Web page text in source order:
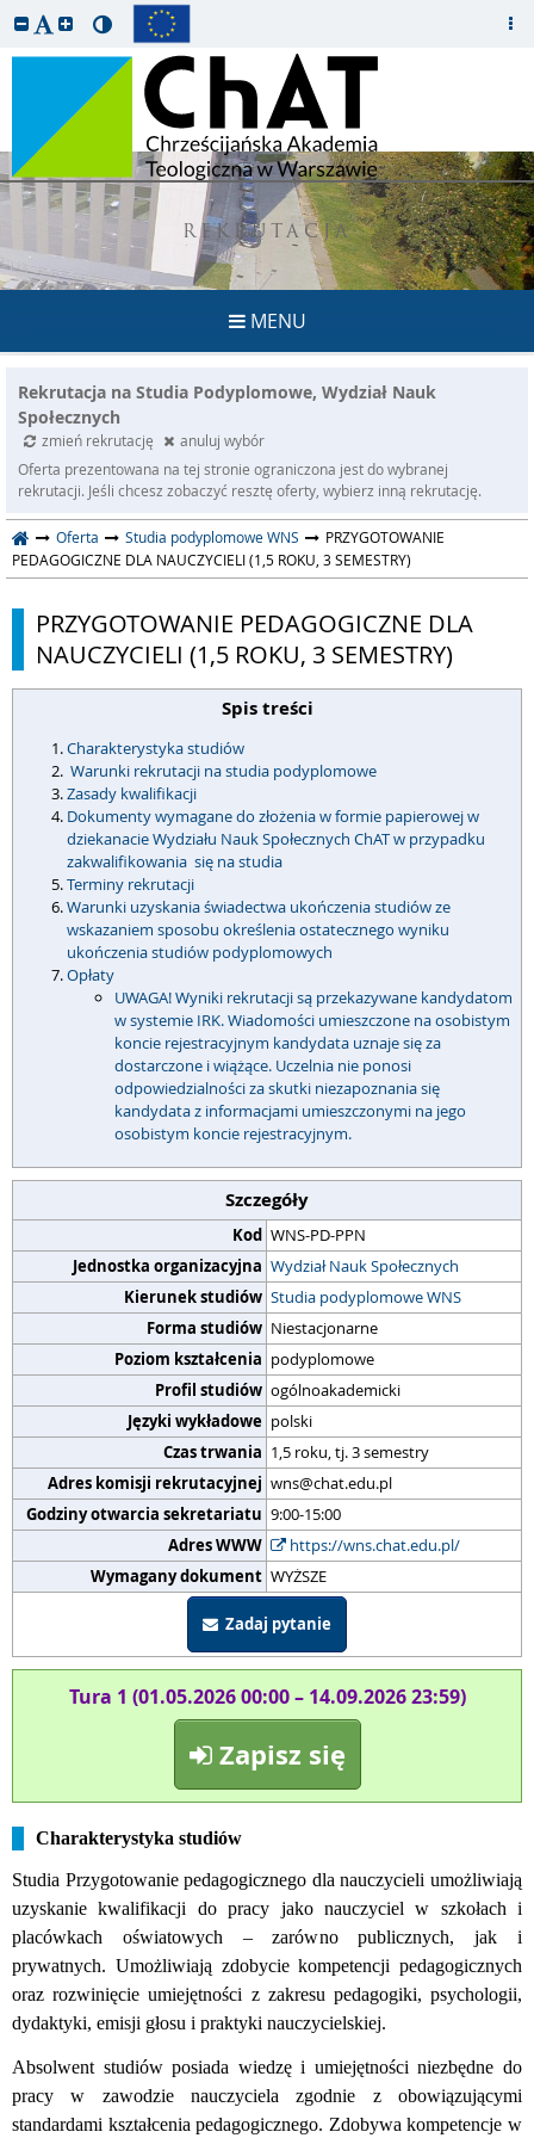
REKRUTACJA
MENU
Rekrutacja na Studia Podyplomowe, Wydział Nauk
Społecznych
zmień rekrutację
anuluj wybór
Oferta prezentowana na tej stronie ograniczona jest do wybranej
rekrutacji. Jeśli chcesz zobaczyć resztę oferty, wybierz inną rekrutację.
Oferta Studia podyplomowe WNS
PRZYGOTOWANIE
PEDAGOGICZNE DLA NAUCZYCIELI (1,5 ROKU, 3 SEMESTRY)
PRZYGOTOWANIE PEDAGOGICZNE DLA
NAUCZYCIELI (1,5 ROKU, 3 SEMESTRY)
Spis treści
Charakterystyka studiów
Warunki rekrutacji na studia podyplomowe
Zasady kwalifikacji
Dokumenty wymagane do złożenia w formie papierowej w
dziekanacie Wydziału Nauk Społecznych ChAT w przypadku
zakwalifikowania się na studia
Terminy rekrutacji
Warunki uzyskania świadectwa ukończenia studiów ze
wskazaniem sposobu określenia ostatecznego wyniku
ukończenia studiów podyplomowych
Opłaty
UWAGA! Wyniki rekrutacji są przekazywane kandydatom
w systemie IRK. Wiadomości umieszczone na osobistym
koncie rejestracyjnym kandydata uznaje się za
dostarczone i wiążące. Uczelnia nie ponosi
odpowiedzialności za skutki niezapoznania się
kandydata z informacjami umieszczonymi na jego
osobistym koncie rejestracyjnym.
Szczegóły
Kod WNS-PD-PPN
Jednostka organizacyjna Wydział Nauk Społecznych
Kierunek studiów Studia podyplomowe WNS
Forma studiów Niestacjonarne
Poziom kształcenia podyplomowe
Profil studiów ogólnoakademicki
Języki wykładowe polski
Czas trwania 1,5 roku, tj. 3 semestry
Adres komisji rekrutacyjnej wns@chat.edu.pl
Godziny otwarcia sekretariatu 9:00-15:00
Adres WWW
https://wns.chat.edu.pl/
Wymagany dokument WYŻSZE
Zadaj pytanie
Tura 1 (01.05.2026 00:00 – 14.09.2026 23:59)
Zapisz się
Charakterystyka studiów
Studia Przygotowanie pedagogicznego dla nauczycieli umożliwiają
uzyskanie kwalifikacji do pracy jako nauczyciel w szkołach i
placówkach oświatowych – zarówno publicznych, jak i
prywatnych. Umożliwiają zdobycie kompetencji pedagogicznych
oraz rozwinięcie umiejętności z zakresu pedagogiki, psychologii,
dydaktyki, emisji głosu i praktyki nauczycielskiej.
Absolwent studiów posiada wiedzę i umiejętności niezbędne do
pracy w zawodzie nauczyciela zgodnie z obowiązującymi
standardami kształcenia pedagogicznego. Zdobywa kompetencje w